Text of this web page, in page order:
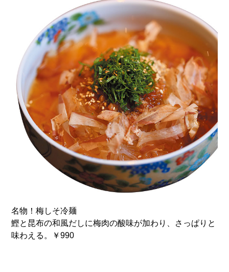
名物！梅しそ冷麺
鰹と昆布の和風だしに梅肉の酸味が加わり、さっぱりと
味わえる。￥990